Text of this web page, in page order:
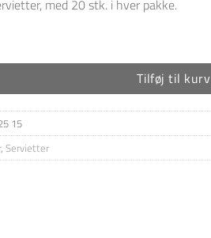
med 20 stk. i hver pakke.
Tilføj til kurv
15
,Servietter